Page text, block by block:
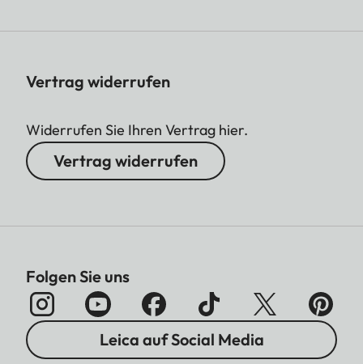
Vertrag widerrufen
Widerrufen Sie Ihren Vertrag hier.
Vertrag widerrufen
Folgen Sie uns
Leica auf Social Media